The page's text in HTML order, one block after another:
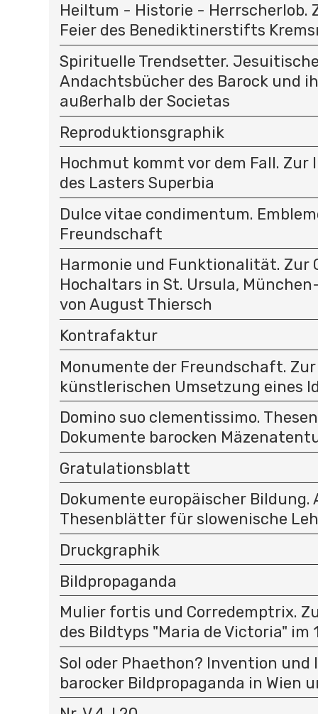
Heiltum - Historie -
Feier des Benediktinerstifts
Spirituelle Trendsetter.
Andachtsbücher des Barock und
außerhalb der Societas
Reproduktionsgraphik
Hochmut kommt vor dem Fall. Zur
des Lasters Superbia
Dulce vitae condimentum.
Freundschaft
Harmonie und Funktionalität. Zur
Hochaltars in St. Ursula,
von August Thiersch
Kontrafaktur
Monumente der Freundschaft. Zur
künstlerischen Umsetzung eines
Domino suo clementissimo.
Dokumente barocken
Gratulationsblatt
Dokumente europäischer Bildung.
Thesenblätter für slowenische
Druckgraphik
Bildpropaganda
Mulier fortis und Corredemptrix.
des Bildtyps "Maria de Victoria" im
Sol oder Phaethon? Invention
barocker Bildpropaganda in Wien